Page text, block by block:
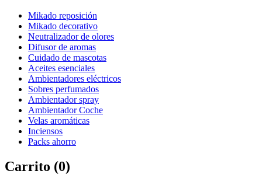
Mikado reposición
Mikado decorativo
Neutralizador de olores
Difusor de aromas
Cuidado de mascotas
Aceites esenciales
Ambientadores eléctricos
Sobres perfumados
Ambientador spray
Ambientador Coche
Velas aromáticas
Inciensos
Packs ahorro
Carrito (0)